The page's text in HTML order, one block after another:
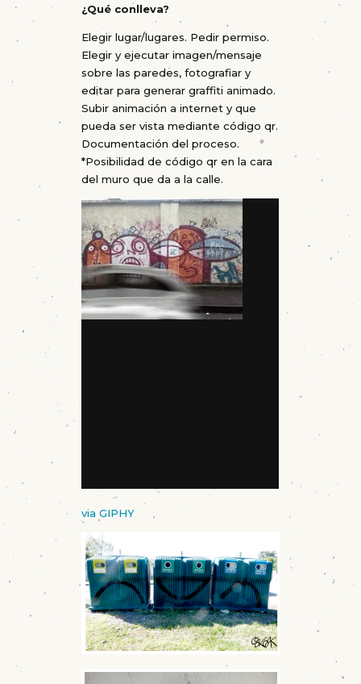
¿Qué conlleva?
Elegir lugar/lugares. Pedir permiso.
Elegir y ejecutar imagen/mensaje
sobre las paredes, fotografiar y
editar para generar graffiti animado.
Subir animación a internet y que
pueda ser vista mediante código qr.
Documentación del proceso.
*Posibilidad de código qr en la cara
del muro que da a la calle.
via GIPHY